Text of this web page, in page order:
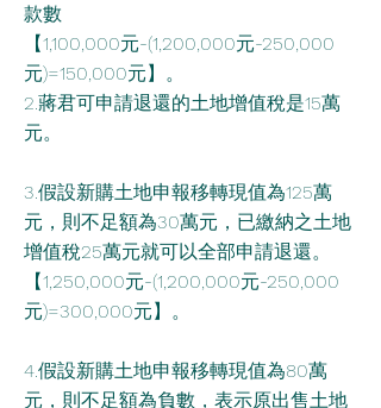
款數
【1,100,000元-(1,200,000元-250,000
元)=150,000元】。
2.蔣君可申請退還的土地增值稅是15萬
元。
3.假設新購土地申報移轉現值為125萬
元，則不足額為30萬元，已繳納之土地
增值稅25萬元就可以全部申請退還。
【1,250,000元-(1,200,000元-250,000
元)=300,000元】。
4.假設新購土地申報移轉現值為80萬
元，則不足額為負數，表示原出售土地